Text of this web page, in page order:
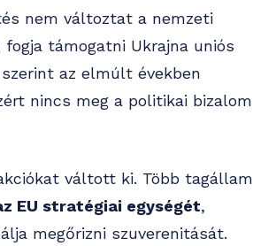
nem változtat a nemzeti
támogatni Ukrajna uniós
az elmúlt években
nincs meg a politikai bizalom
váltott ki. Több tagállam
EU stratégiai egységét,
megőrizni szuverenitását.